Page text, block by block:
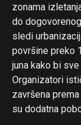
zonama
do
sledi
površine preko
juna kako bi
Organizatori
završena
su dodatna